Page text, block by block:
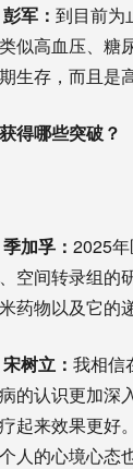
军 ： 到目前为
似高血压、糖
生存，而且是
哪些突破？
加孚： 2025
空间转录组的
药物以及它的
树立： 我相信
的认识更加深
起来效果更好
人的心境心态